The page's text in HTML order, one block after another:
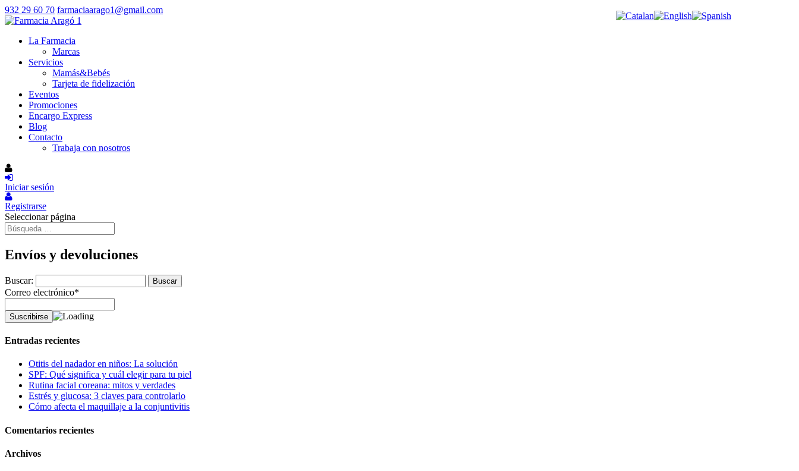
932 29 60 70 farmaciaarago1@gmail.com
La Farmacia
Marcas
Servicios
Mamás&Bebés
Tarjeta de fidelización
Eventos
Promociones
Encargo Express
Blog
Contacto
Trabaja con nosotros
Iniciar sesión
Registrarse
Seleccionar página
Envíos y devoluciones
Buscar:
Correo electrónico*
Entradas recientes
Otitis del nadador en niños: La solución
SPF: Qué significa y cuál elegir para tu piel
Rutina facial coreana: mitos y verdades
Estrés y glucosa: 3 claves para controlarlo
Cómo afecta el maquillaje a la conjuntivitis
Comentarios recientes
Archivos